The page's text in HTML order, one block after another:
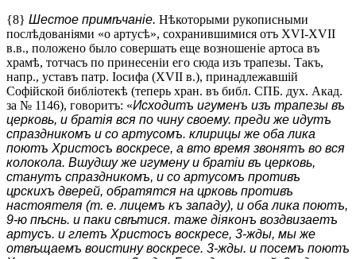
{8} Шестое примѣчаніе. Нѣкоторыми рукописными
послѣдованіями «о артусѣ», сохранившимися отъ XVI-XVII
в.в., положено было совершать еще возношеніе артоса въ
храмѣ, тотчасъ по принесеніи его сюда изъ трапезы. Такъ,
напр., уставъ патр. Іосифа (XVII в.), принадлежавшій
Софійской библіотекѣ (теперь хран. въ библ. СПБ. дух. Акад.
за № 1146), говоритъ: «Исходитъ игуменъ изъ трапезы въ
церковь, и братія вся по чину своему. преди же идутъ
спраздникомъ и со артусомъ. клирицы же оба лика
поютъ Христосъ воскресе, а вто время звонятъ во вся
колокола. Вшудшу же игумену и братіи въ церковь,
станутъ спраздникомъ, и со артусомъ противъ
црскихъ дверей, обратятся на црковь противъ
настоятеля (т. е. лицемъ къ западу), и оба лика поютъ,
9-ю пѣснь. и паки свѣтися. таже діяконъ воздвизаетъ
артусъ. и глетъ Христосъ воскресе, 3-жды, мы же
отвѣщаемъ воистину воскресе. 3-жды. и посемъ поютъ